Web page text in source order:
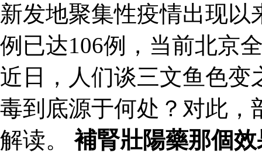
新发地聚集性疫情出现
例已达106例，当前北京
近日，人们谈三文鱼色
毒到底源于何处？对此，
解读。補腎壯陽藥那個